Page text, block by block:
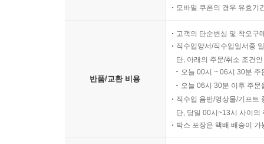
모바일 쿠폰의 경우 유효기
반품/교환 비용
고객의 단순변심 및 착오구
직수입양서/직수입일서중
단, 아래의 주문/취소 조건
오늘 00시 ~ 06시 30분
오늘 06시 30분 이후 주
직수입 음반/영상물/기프트
단, 당일 00시~13시 사이의
박스 포장은 택배 배송이